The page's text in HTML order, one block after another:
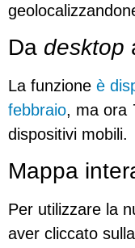
Da desktop
La funzione è
febbraio, ma ora
dispositivi mobili.
Mappa
Per utilizzare la
aver cliccato